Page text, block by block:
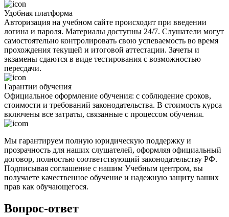
Удобная платформа
Авторизация на учебном сайте происходит при введении
логина и пароля. Материалы доступны 24/7. Слушатели могут
самостоятельно контролировать свою успеваемость во время
прохождения текущей и итоговой аттестации. Зачеты и
экзамены сдаются в виде тестирования с возможностью
пересдачи.
Гарантии обучения
Официальное оформление обучения: с соблюдение сроков,
стоимости и требований законодательства. В стоимость курса
включены все затраты, связанные с процессом обучения.
Мы гарантируем полную юридическую поддержку и
прозрачность для наших слушателей, оформляя официальный
договор, полностью соответствующий законодательству РФ.
Подписывая соглашение с нашим Учебным центром, вы
получаете качественное обучение и надежную защиту ваших
прав как обучающегося.
Вопрос-ответ